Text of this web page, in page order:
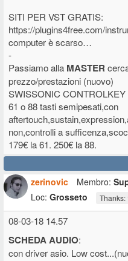
SITI PER VST GRATIS:
https://plugins4free.com/
computer è scarso…
-
Passiamo alla MASTER
prezzo/prestazioni (nuovo)
SWISSONIC CONTROLKEY
61 o 88 tasti semipesati,con
non,controlli a
179€ la 61. 250€ la 88.
zerinovic
Membro:
Loc: Grosseto Thanks:
08-03-18 14.57
SCHEDA AUDIO:
con driver asio. Low